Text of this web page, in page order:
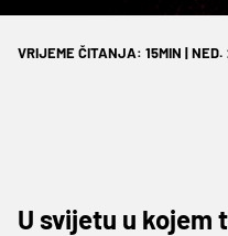
VRIJEME ČITANJA: 15MIN |
U svijetu u kojem